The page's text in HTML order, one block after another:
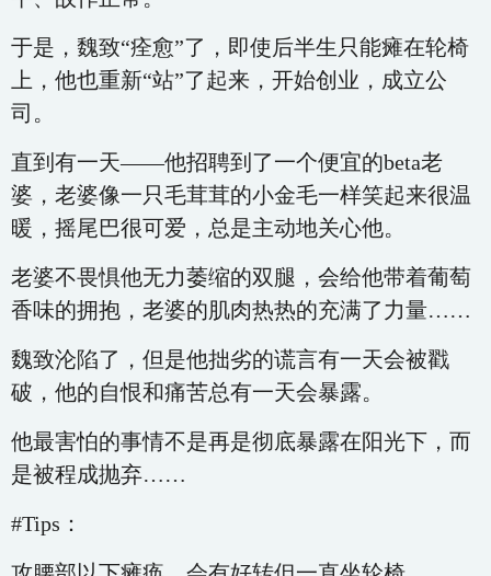
于是，魏致“痊愈”了，即使后半生只能瘫在轮椅
上，他也重新“站”了起来，开始创业，成立公
司。
直到有一天——他招聘到了一个便宜的beta老
婆，老婆像一只毛茸茸的小金毛一样笑起来很温
暖，摇尾巴很可爱，总是主动地关心他。
老婆不畏惧他无力萎缩的双腿，会给他带着葡萄
香味的拥抱，老婆的肌肉热热的充满了力量……
魏致沦陷了，但是他拙劣的谎言有一天会被戳
破，他的自恨和痛苦总有一天会暴露。
他最害怕的事情不是再是彻底暴露在阳光下，而
是被程成抛弃……
#Tips：